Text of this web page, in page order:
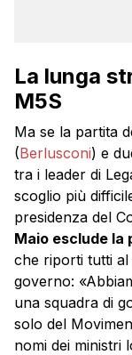
La lunga
M5S
Ma se la partita
(Berlusconi) e
tra i leader di
scoglio più
presidenza del
Maio esclude la
che riporti tutti
governo:
una squadra di
solo del
nomi dei ministri